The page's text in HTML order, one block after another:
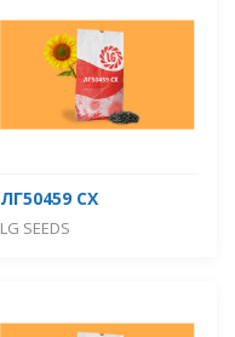
ЛГ50459 СХ
LG SEEDS